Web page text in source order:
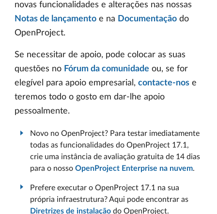
novas funcionalidades e alterações nas nossas
Notas de lançamento e na Documentação do
OpenProject.
Se necessitar de apoio, pode colocar as suas
questões no Fórum da comunidade ou, se for
elegível para apoio empresarial, contacte-nos e
teremos todo o gosto em dar-lhe apoio
pessoalmente.
Novo no OpenProject? Para testar imediatamente
todas as funcionalidades do OpenProject 17.1,
crie uma instância de avaliação gratuita de 14 dias
para o nosso OpenProject Enterprise na nuvem.
Prefere executar o OpenProject 17.1 na sua
própria infraestrutura? Aqui pode encontrar as
Diretrizes de instalação do OpenProject.